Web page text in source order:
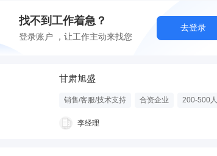
找不到工作着急？
登录账户 ，让工作主动来找您
去登录
甘肃旭盛
销售/客服/技术支持 合资企业 200-500人
李经理